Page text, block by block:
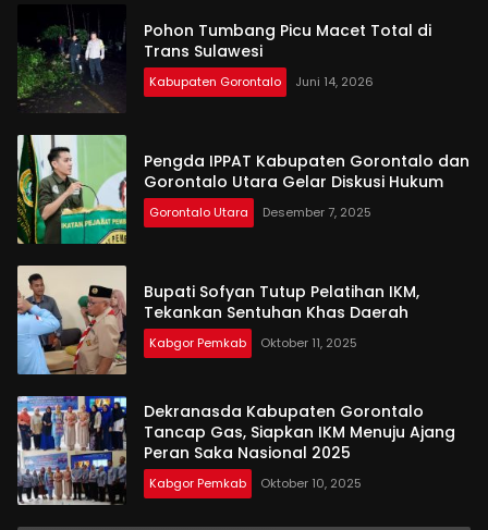
Pohon Tumbang Picu Macet Total di
Trans Sulawesi
Kabupaten Gorontalo Juni 14, 2026
Pengda IPPAT Kabupaten Gorontalo dan
Gorontalo Utara Gelar Diskusi Hukum
Gorontalo Utara Desember 7, 2025
Bupati Sofyan Tutup Pelatihan IKM,
Tekankan Sentuhan Khas Daerah
Kabgor Pemkab Oktober 11, 2025
Dekranasda Kabupaten Gorontalo
Tancap Gas, Siapkan IKM Menuju Ajang
Peran Saka Nasional 2025
Kabgor Pemkab Oktober 10, 2025